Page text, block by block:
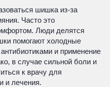
шишка из-за
Часто это
Люди делятся
помогают холодные
и применение
в случае сильной боли и
к врачу для
и лечения.